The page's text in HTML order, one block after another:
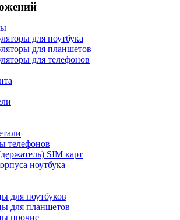
для ноутбука
для планшетов
для телефонов
телефонов
SIM карт
ноутбука
для ноутбуков
для планшетов
прочие